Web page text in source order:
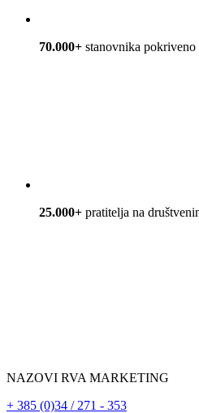
70.000+ stanovnika pokriveno
25.000+ pratitelja na
NAZOVI RVA MARKETING
+ 385 (0)34 / 271 - 353